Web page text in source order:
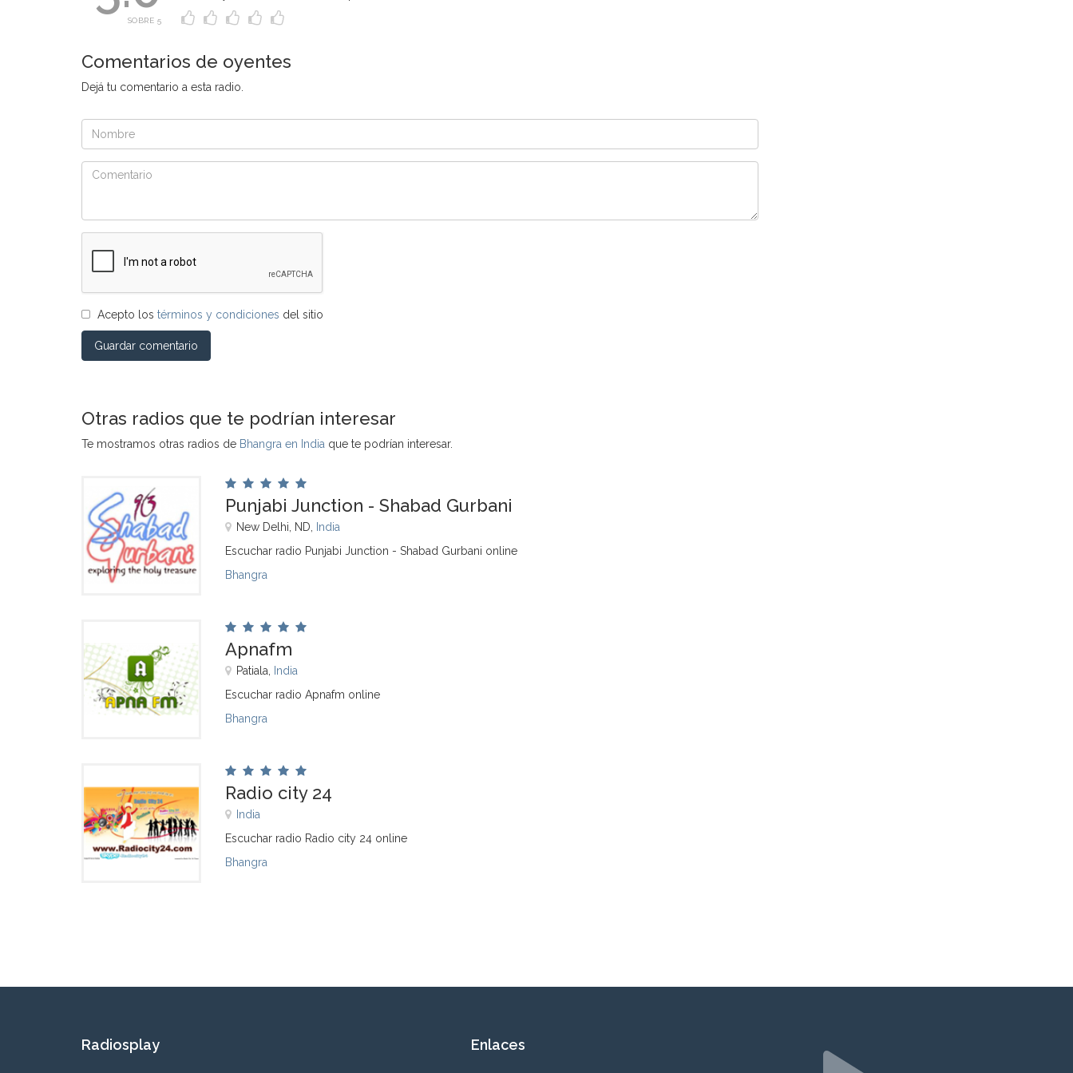
SOBRE 5
Comentarios de oyentes
Dejá tu comentario a esta radio.
Acepto los términos y condiciones del sitio
Guardar comentario
Otras radios que te podrían interesar
Te mostramos otras radios de Bhangra en India que te podrían interesar.
Punjabi Junction - Shabad Gurbani
New Delhi, ND,
India
Escuchar radio Punjabi Junction - Shabad Gurbani online
Bhangra
Apnafm
Patiala,
India
Escuchar radio Apnafm online
Bhangra
Radio city 24
India
Escuchar radio Radio city 24 online
Bhangra
Radiosplay Enlaces